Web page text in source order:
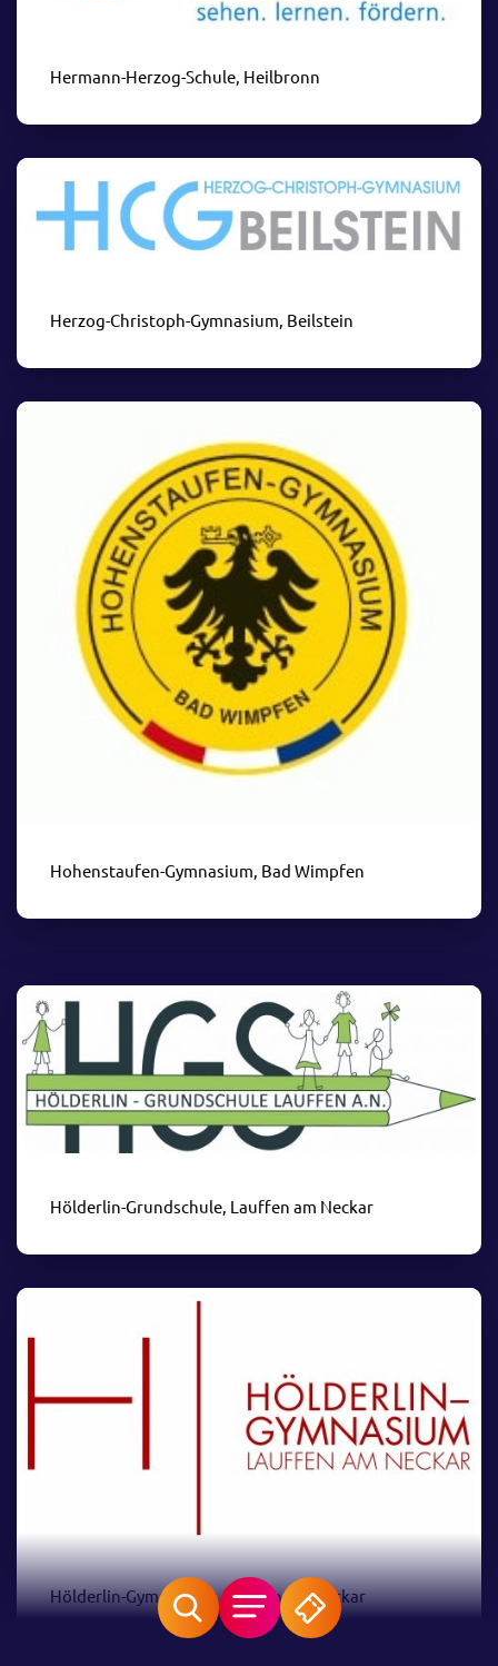
Hermann-Herzog-Schule, Heilbronn
Herzog-Christoph-Gymnasium, Beilstein
Hohenstaufen-Gymnasium, Bad Wimpfen
Hölderlin-Grundschule, Lauffen am Neckar
Hölderlin-Gymnasium, Lauffen am Neckar